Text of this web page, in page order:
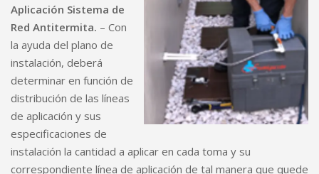
Aplicación Sistema de
Red Antitermita. – Con
la ayuda del plano de
instalación, deberá
determinar en función de
distribución de las líneas
de aplicación y sus
especificaciones de
instalación la cantidad a aplicar en cada toma y su
correspondiente línea de aplicación de tal manera que quede